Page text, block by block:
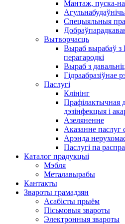
Мантаж, пуска-
Спецыяльныя
Вытворчасць
Выраб вырабаў
перагародкі
Выраб з
Гідраабразіўнае
Паслугі
Клінінг
Прафілактычная
дэзінфекцыя і
Азеляненне
Аказанне паслуг
Арэнда
Паслугі па
Каталог прадукцыі
Мэбля
Металавырабы
Кантакты
Звароты грамадзян
Асабісты прыём
Пісьмовыя звароты
Электронныя звароты